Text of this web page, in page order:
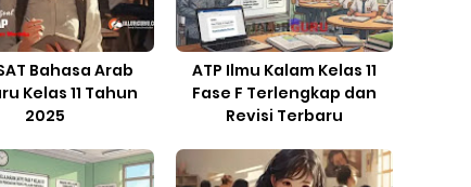
Bahasa Arab
Kelas 11 Tahun
2025
ATP Ilmu Kalam Kelas 11
Fase F Terlengkap dan
Revisi Terbaru